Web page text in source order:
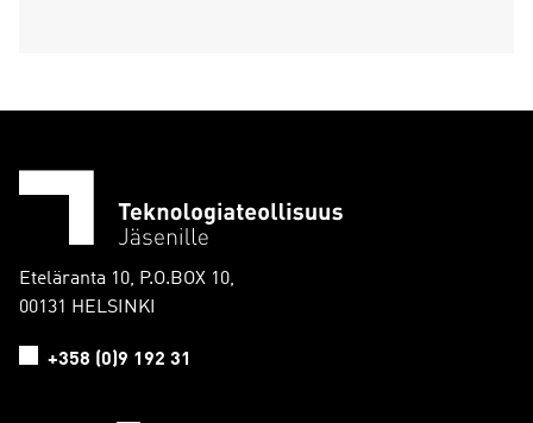
Eteläranta 10, P.O.BOX 10,
00131 HELSINKI
+358 (0)9 192 31